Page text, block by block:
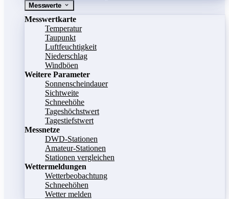
Messwerte
Messwertkarte
Temperatur
Taupunkt
Luftfeuchtigkeit
Niederschlag
Windböen
Weitere Parameter
Sonnenscheindauer
Sichtweite
Schneehöhe
Tageshöchstwert
Tagestiefstwert
Messnetze
DWD-Stationen
Amateur-Stationen
Stationen vergleichen
Wettermeldungen
Wetterbeobachtung
Schneehöhen
Wetter melden